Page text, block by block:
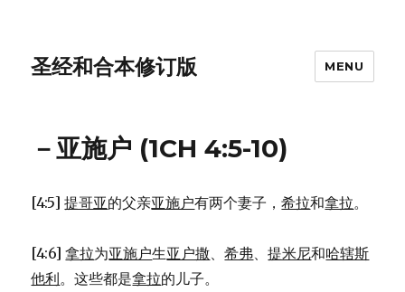
圣经和合本修订版 MENU
－亚施户 (1CH 4:5-10)
[4:5]提哥亚的父亲亚施户有两个妻子，希拉和拿拉。
[4:6]拿拉为亚施户生亚户撒、希弗、提米尼和哈辖斯
他利。这些都是拿拉的儿子。